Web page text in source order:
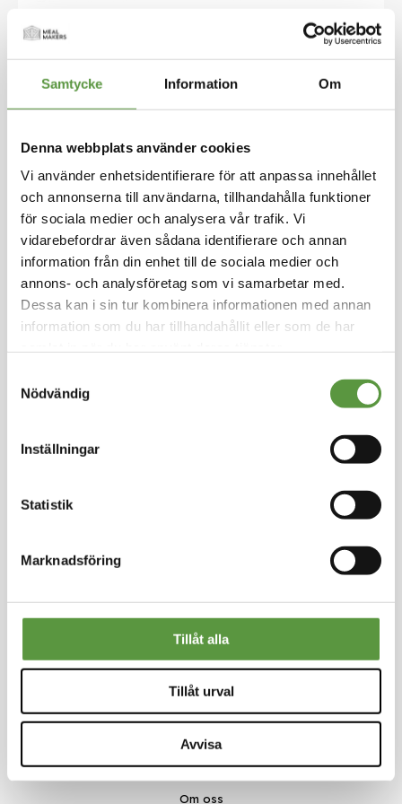
Samtycke Information Om
Denna webbplats använder cookies
Vi använder enhetsidentifierare för att anpassa innehållet
och annonserna till användarna, tillhandahålla funktioner
för sociala medier och analysera vår trafik. Vi
vidarebefordrar även sådana identifierare och annan
information från din enhet till de sociala medier och
annons- och analysföretag som vi samarbetar med.
Dessa kan i sin tur kombinera informationen med annan
information som du har tillhandahållit eller som de har
Nödvändig
Inställningar
Statistik
Marknadsföring
Tillåt alla
Tillåt urval
Avvisa
Pasta Makaroner 4x3kg
Logga in för att handla
Pasta makaroner av 100 % durumvetesemolin
a, Italien. Den räfflade ytan fångar upp såser o
ch smaker perfekt, vilket gör pastan utmärkt till
stuvningar, gratänger, pastasallader och pasta
soppor. Granoro står för genuint italienskt hantv
erk, där kvalitet och smak alltid går först – en p
asta för dig som vill lyfta även den enklaste var
dagsrätt till något riktigt gott.
Utg:Fullgott
5 Partier kvar
Logga in för att handla
Hoppa
till
början
Länkar
Om oss
Kungstorget 1
451 30 Uddevalla
Org.nr. 559173-1277